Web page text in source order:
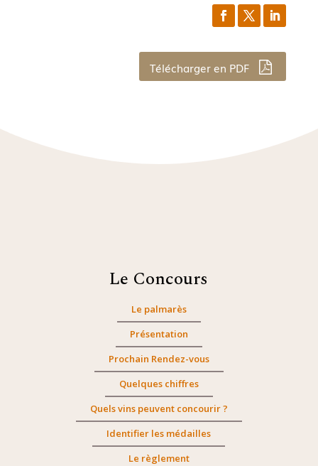
Télécharger en PDF
Le Concours
Le palmarès
Présentation
Prochain Rendez-vous
Quelques chiffres
Quels vins peuvent concourir ?
Identifier les médailles
Le règlement